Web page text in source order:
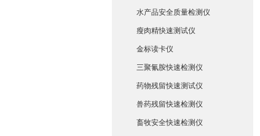
水产品安全质量检测仪
瘦肉精快速测试仪
金标读卡仪
三聚氰胺快速检测仪
药物残留快速测试仪
兽药残留快速检测仪
畜牧安全快速检测仪